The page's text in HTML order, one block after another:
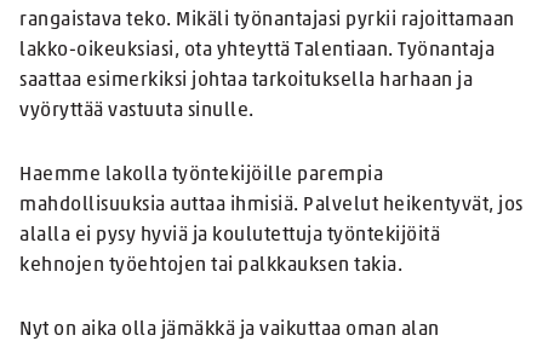
rangaistava teko. Mikäli työnantajasi pyrkii rajoittamaan
lakko-oikeuksiasi, ota yhteyttä Talentiaan. Työnantaja
saattaa esimerkiksi johtaa tarkoituksella harhaan ja
vyöryttää vastuuta sinulle.
Haemme lakolla työntekijöille parempia
mahdollisuuksia auttaa ihmisiä. Palvelut heikentyvät, jos
alalla ei pysy hyviä ja koulutettuja työntekijöitä
kehnojen työehtojen tai palkkauksen takia.
Nyt on aika olla jämäkkä ja vaikuttaa oman alan